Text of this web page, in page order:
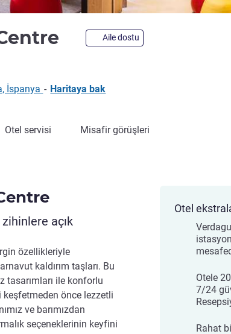
2 yıldız
Aile dostu
İspanya - Haritaya bak
Otel servisi Misafir görüşleri
zihinlere açık
özellikleriyle
kaldırım taşları. Bu
tasarımları ile konforlu
önce lezzetli
ve barımızdan
seçeneklerinin keyfini
Otel
Otele
7/24
Rahat